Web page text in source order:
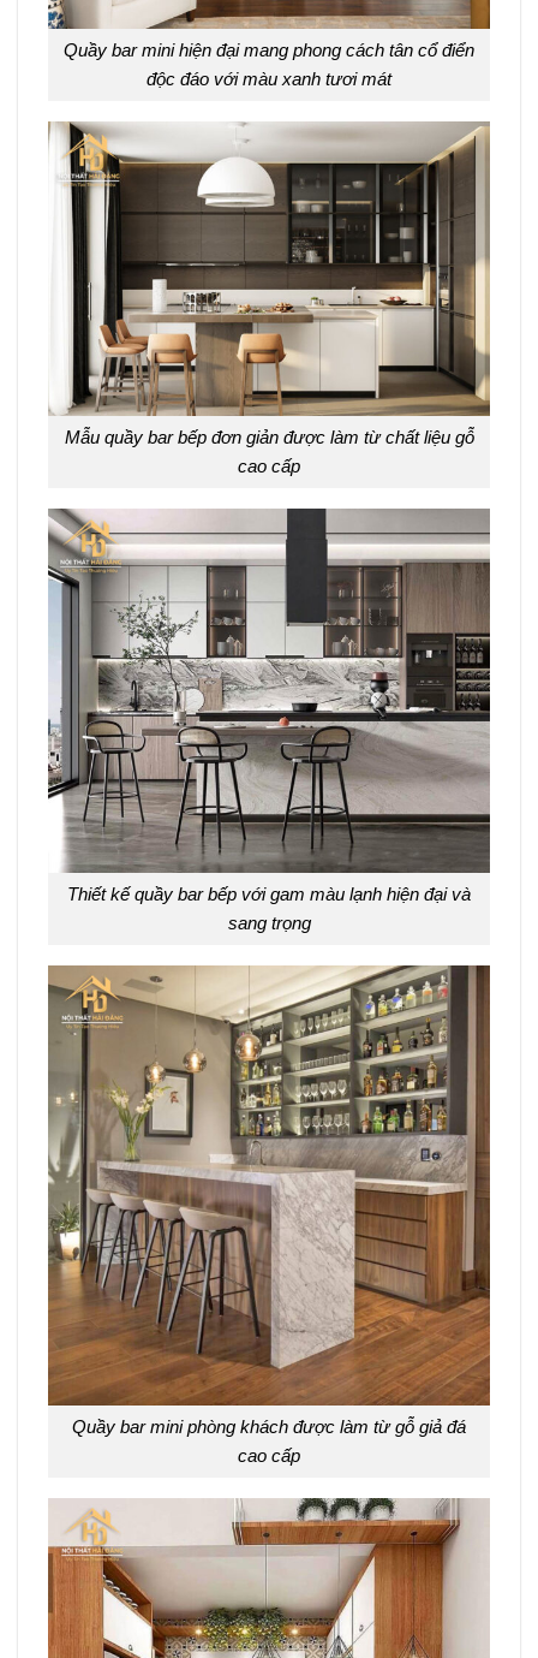
Quầy bar mini hiện đại mang phong cách tân cổ điển
độc đáo với màu xanh tươi mát
Mẫu quầy bar bếp đơn giản được làm từ chất liệu gỗ
cao cấp
Thiết kế quầy bar bếp với gam màu lạnh hiện đại và
sang trọng
Quầy bar mini phòng khách được làm từ gỗ giả đá
cao cấp